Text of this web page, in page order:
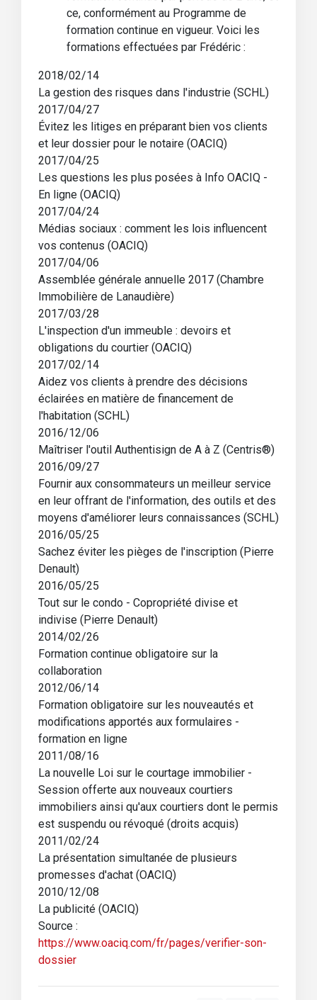
ce, conformément au Programme de
formation continue en vigueur. Voici les
formations effectuées par Frédéric :
2018/02/14
La gestion des risques dans l'industrie (SCHL)
2017/04/27
Évitez les litiges en préparant bien vos clients
et leur dossier pour le notaire (OACIQ)
2017/04/25
Les questions les plus posées à Info OACIQ -
En ligne (OACIQ)
2017/04/24
Médias sociaux : comment les lois influencent
vos contenus (OACIQ)
2017/04/06
Assemblée générale annuelle 2017 (Chambre
Immobilière de Lanaudière)
2017/03/28
L'inspection d'un immeuble : devoirs et
obligations du courtier (OACIQ)
2017/02/14
Aidez vos clients à prendre des décisions
éclairées en matière de financement de
l'habitation (SCHL)
2016/12/06
Maîtriser l'outil Authentisign de A à Z (Centris®)
2016/09/27
Fournir aux consommateurs un meilleur service
en leur offrant de l'information, des outils et des
moyens d'améliorer leurs connaissances (SCHL)
2016/05/25
Sachez éviter les pièges de l'inscription (Pierre
Denault)
2016/05/25
Tout sur le condo - Copropriété divise et
indivise (Pierre Denault)
2014/02/26
Formation continue obligatoire sur la
collaboration
2012/06/14
Formation obligatoire sur les nouveautés et
modifications apportés aux formulaires -
formation en ligne
2011/08/16
La nouvelle Loi sur le courtage immobilier -
Session offerte aux nouveaux courtiers
immobiliers ainsi qu'aux courtiers dont le permis
est suspendu ou révoqué (droits acquis)
2011/02/24
La présentation simultanée de plusieurs
promesses d'achat (OACIQ)
2010/12/08
La publicité (OACIQ)
Source :
https://www.oaciq.com/fr/pages/verifier-son-
dossier